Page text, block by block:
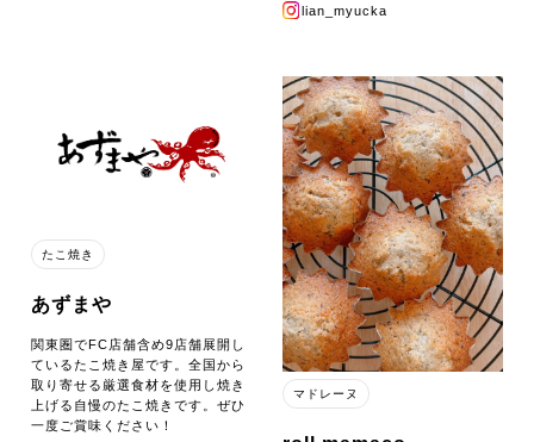
lian_myucka
たこ焼き
あずまや
関東圏でFC店舗含め9店舗展開し
ているたこ焼き屋です。全国から
取り寄せる厳選食材を使用し焼き
上げる自慢のたこ焼きです。ぜひ
一度ご賞味ください！
マドレーヌ